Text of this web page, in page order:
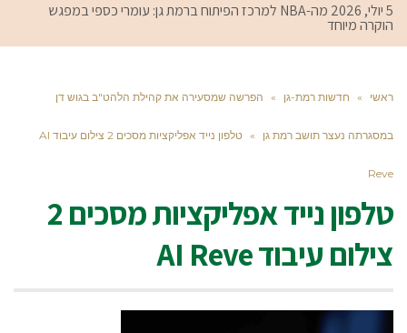
5 יולי, 2026
מה-NBA למרכז הפיתוח ברמת גן: עומרי כספי במפגש
הוקרה מיוחד
ראשי » חדשות רמת-גן » הפרשה שמסעירה את קהילת הלהט"ב בגוש דן
במסגרתה נעצר תושב רמת גן » טלפון נייד אפליקציות מסכים 2 צילום עיבוד AI
Reve
טלפון נייד אפליקציות מסכים 2
צילום עיבוד AI Reve